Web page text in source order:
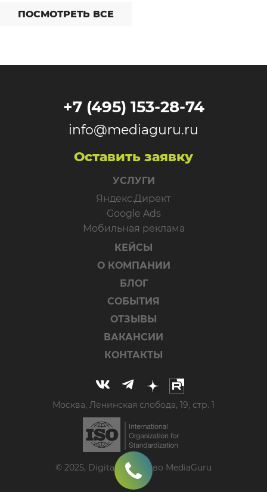
ПОСМОТРЕТЬ ВСЕ
+7 (495) 153-28-74
info@mediaguru.ru
Оставить заявку
УСЛУГИ
Яндекс.Директ
Google Ads
Мобильная реклама
КЕЙСЫ
О КОМПАНИИ
БЛОГ
СОБЫТИЯ
ОТЗЫВЫ
ВАКАНСИИ
КОНТАКТЫ
Москва, Ленинская слобода, 19, стр. 1
© 2025, Digital-агентство MediaGuru